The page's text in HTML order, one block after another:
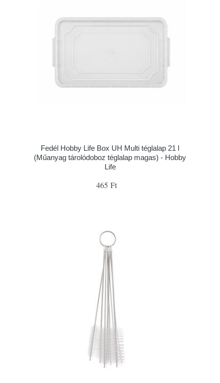
Fedél Hobby Life Box UH Multi téglalap 21 l
(Műanyag tárolódoboz téglalap magas) - Hobby
Life
465 Ft